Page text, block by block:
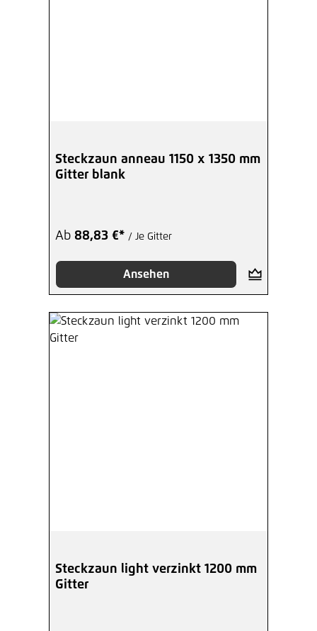
Steckzaun anneau 1150 x 1350 mm
Gitter blank
Ab 88,83 €* / Je Gitter
Ansehen
Steckzaun light verzinkt 1200 mm
Gitter